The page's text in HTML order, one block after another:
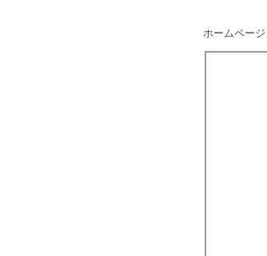
ホームページ